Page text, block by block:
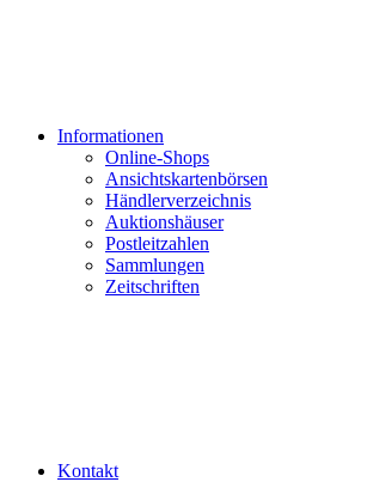
Informationen
Online-Shops
Ansichtskartenbörsen
Händlerverzeichnis
Auktionshäuser
Postleitzahlen
Sammlungen
Zeitschriften
Kontakt